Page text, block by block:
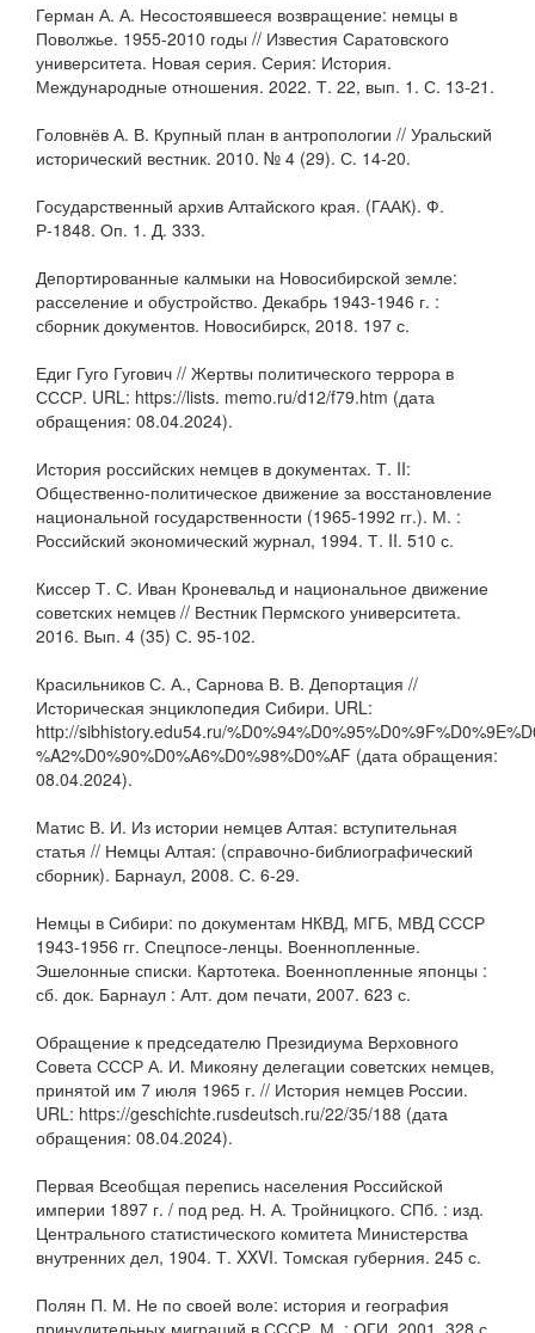
Герман А. А. Несостоявшееся возвращение: немцы в
Поволжье. 1955-2010 годы // Известия Саратовского
университета. Новая серия. Серия: История.
Международные отношения. 2022. Т. 22, вып. 1. С. 13-21.
Головнёв А. В. Крупный план в антропологии // Уральский
исторический вестник. 2010. № 4 (29). С. 14-20.
Государственный архив Алтайского края. (ГААК). Ф.
Р-1848. Оп. 1. Д. 333.
Депортированные калмыки на Новосибирской земле:
расселение и обустройство. Декабрь 1943-1946 г. :
сборник документов. Новосибирск, 2018. 197 с.
Едиг Гуго Гугович // Жертвы политического террора в
СССР. URL: https://lists. memo.ru/d12/f79.htm (дата
обращения: 08.04.2024).
История российских немцев в документах. Т. II:
Общественно-политическое движение за восстановление
национальной государственности (1965-1992 гг.). М. :
Российский экономический журнал, 1994. Т. II. 510 с.
Киссер Т. С. Иван Кроневальд и национальное движение
советских немцев // Вестник Пермского университета.
2016. Вып. 4 (35) С. 95-102.
Красильников С. А., Сарнова В. В. Депортация //
Историческая энциклопедия Сибири. URL:
http://sibhistory.edu54.ru/
%A2%D0%90%D0%A6%D0%98%D0%AF (дата обращения:
08.04.2024).
Матис В. И. Из истории немцев Алтая: вступительная
статья // Немцы Алтая: (справочно-библиографический
сборник). Барнаул, 2008. С. 6-29.
Немцы в Сибири: по документам НКВД, МГБ, МВД СССР
1943-1956 гг. Спецпосе-ленцы. Военнопленные.
Эшелонные списки. Картотека. Военнопленные японцы :
сб. док. Барнаул : Алт. дом печати, 2007. 623 с.
Обращение к председателю Президиума Верховного
Совета СССР А. И. Микояну делегации советских немцев,
принятой им 7 июля 1965 г. // История немцев России.
URL: https://geschichte.rusdeutsch.ru/22/35/188 (дата
обращения: 08.04.2024).
Первая Всеобщая перепись населения Российской
империи 1897 г. / под ред. Н. А. Тройницкого. СПб. : изд.
Центрального статистического комитета Министерства
внутренних дел, 1904. Т. XXVI. Томская губерния. 245 с.
Полян П. М. Не по своей воле: история и география
принудительных миграций в СССР. М. : ОГИ, 2001. 328 с.